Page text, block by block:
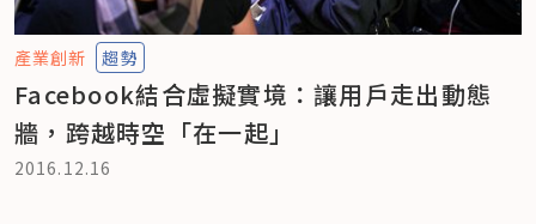
產業創新 趨勢
Facebook結合虛擬實境：讓用戶走出動態
牆，跨越時空「在一起」
2016.12.16